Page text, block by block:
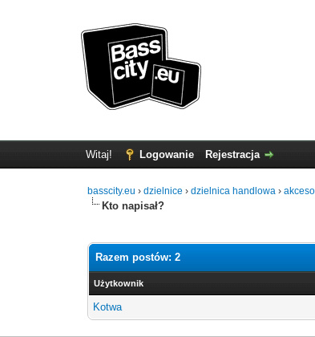
Witaj! Logowanie Rejestracja
basscity.eu ›dzielnice ›dzielnica handlowa ›
Kto napisał?
Razem postów: 2
Użytkownik
Kotwa